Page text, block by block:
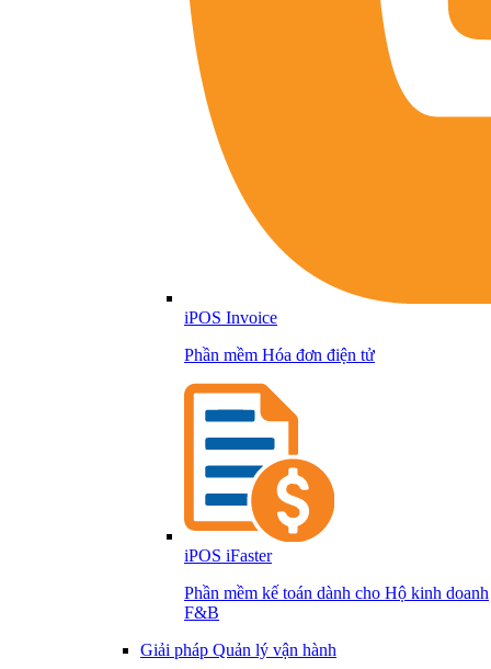
iPOS Invoice
Phần mềm Hóa đơn điện tử
iPOS iFaster
Phần mềm kế toán dành cho Hộ kinh doanh
F&B
Giải pháp Quản lý vận hành